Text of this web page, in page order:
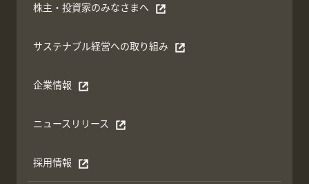
株主・投資家のみなさまへ
別ウィンドウで開く
サステナブル経営への取り組み
別ウィンドウで開く
企業情報
別ウィンドウで開く
ニュースリリース
別ウィンドウで開く
採用情報
別ウィンドウで開く